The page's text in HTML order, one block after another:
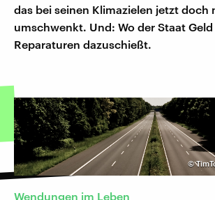
das bei seinen Klimazielen jetzt doch
umschwenkt. Und: Wo der Staat
Reparaturen dazuschießt.
©
Wendungen im Leben